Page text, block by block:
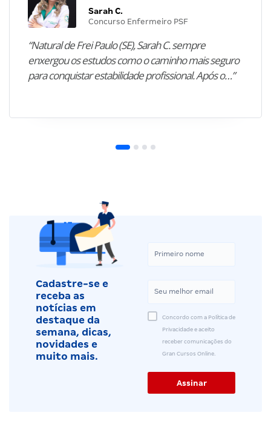
Sarah C.
Concurso Enfermeiro PSF
“Natural de Frei Paulo (SE), Sarah C. sempre
enxergou os estudos como o caminho mais seguro
para conquistar estabilidade profissional. Após o…”
Cadastre-se e
receba as
notícias em
destaque da
semana, dicas,
novidades e
muito mais.
Concordo com a Política de
Privacidade e aceito
receber comunicações do
Gran Cursos Online.